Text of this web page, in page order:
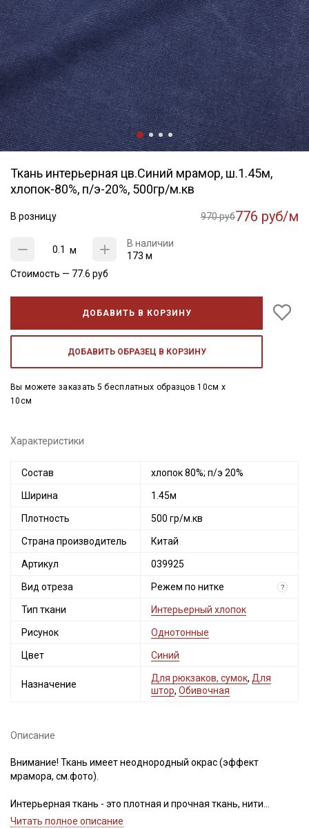
Ткань интерьерная цв.Синий мрамор, ш.1.45м,
хлопок-80%, п/э-20%, 500гр/м.кв
В розницу 970 руб776 руб/м
м
В наличии
173 м
Стоимость — 77.6 руб
ДОБАВИТЬ В КОРЗИНУ
ДОБАВИТЬ ОБРАЗЕЦ В КОРЗИНУ
Вы можете заказать 5 бесплатных образцов 10см x
10см
Характеристики
Состав хлопок 80%; п/э 20%
Ширина 1.45м
Плотность 500 гр/м.кв
Страна производитель Китай
Артикул 039925
Вид отреза Режем по нитке ?
Тип ткани Интерьерный хлопок
Рисунок Однотонные
Цвет Синий
Назначение
Для рюкзаков, сумок, Для
штор, Обивочная
Описание
Внимание! Ткань имеет неоднородный окрас (эффект
мрамора, см.фото).
Интерьерная ткань - это плотная и прочная ткань, нити
обработаны специальной пропиткой, благодаря этому
Читать полное описание